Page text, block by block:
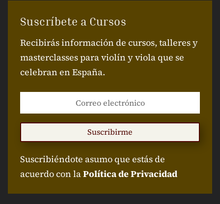
Suscríbete a Cursos
Recibirás información de cursos, talleres y
masterclasses para violín y viola que se
celebran en España.
Suscribirme
Suscribiéndote asumo que estás de
acuerdo con laPolítica de Privacidad